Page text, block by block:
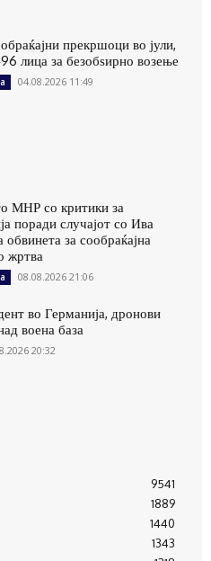
прекршоци во јули,
лица за безобѕирно возење
04.08.2026 11:49
МНР со критики за
поради случајот со Ива
обвинета за сообраќајна
жртва
08.08.2026 21:06
во Германија, дронови
воена база
20:32
9541
1889
1440
1343